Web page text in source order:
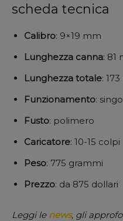
scheda tecnica
Calibro: 9×19 mm
Lunghezza canna: 81
Lunghezza totale:
Funzionamento:
Fusto: polimero
Caricatore: 10-15 colpi
Peso: 775 grammi
Prezzo: da 875 dollari
Leggi le news, gli